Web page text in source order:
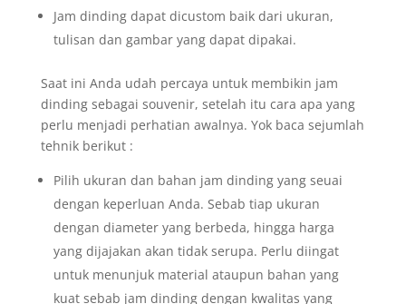
Jam dinding dapat dicustom baik dari ukuran,
tulisan dan gambar yang dapat dipakai.
Saat ini Anda udah percaya untuk membikin jam
dinding sebagai souvenir, setelah itu cara apa yang
perlu menjadi perhatian awalnya. Yok baca sejumlah
tehnik berikut :
Pilih ukuran dan bahan jam dinding yang seuai
dengan keperluan Anda. Sebab tiap ukuran
dengan diameter yang berbeda, hingga harga
yang dijajakan akan tidak serupa. Perlu diingat
untuk menunjuk material ataupun bahan yang
kuat sebab jam dinding dengan kwalitas yang